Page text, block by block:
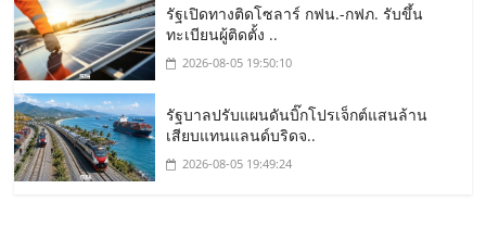
รัฐเปิดทางติดโซลาร์ กฟน.-กฟภ. รับขึ้น
ทะเบียนผู้ติดตั้ง ..
2026-08-05 19:50:10
รัฐบาลปรับแผนดันบิ๊กโปรเจ็กต์แสนล้าน
เสียบแทนแลนด์บริดจ..
2026-08-05 19:49:24